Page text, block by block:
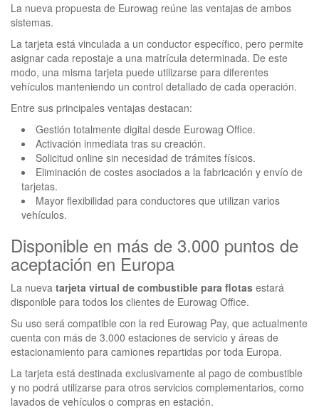
La nueva propuesta de Eurowag reúne las ventajas de ambos
sistemas.
La tarjeta está vinculada a un conductor específico, pero permite
asignar cada repostaje a una matrícula determinada. De este
modo, una misma tarjeta puede utilizarse para diferentes
vehículos manteniendo un control detallado de cada operación.
Entre sus principales ventajas destacan:
Gestión totalmente digital desde Eurowag Office.
Activación inmediata tras su creación.
Solicitud online sin necesidad de trámites físicos.
Eliminación de costes asociados a la fabricación y envío de
tarjetas.
Mayor flexibilidad para conductores que utilizan varios
vehículos.
Disponible en más de 3.000 puntos de
aceptación en Europa
La nueva tarjeta virtual de combustible para flotas estará
disponible para todos los clientes de Eurowag Office.
Su uso será compatible con la red Eurowag Pay, que actualmente
cuenta con más de 3.000 estaciones de servicio y áreas de
estacionamiento para camiones repartidas por toda Europa.
La tarjeta está destinada exclusivamente al pago de combustible
y no podrá utilizarse para otros servicios complementarios, como
lavados de vehículos o compras en estación.